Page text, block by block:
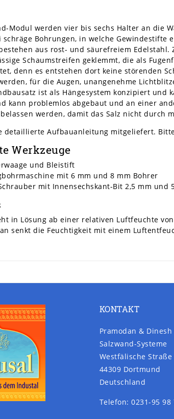
Modul werden vier bis sechs Halter an die
schräge Bohrungen, in welche
aus rost- und säurefreiem
Schaumstreifen geklemmt, die als
denn es entstehen dort keine störenden
für die Augen, unangenehme
ist als Hängesystem konzipiert
kann problemlos abgebaut und an einer
werden, damit das Salz nicht durch
detaillierte Aufbauanleitung mitgeliefert.
Werkzeuge
und Bleistift
mit 6 mm und 8 mm Bohrer
mit Innensechskant-Bit 2,5 mm und
in Lösung ab einer relativen Luftfeuchte
senkt die Feuchtigkeit mit einem
KONTAKT
Pramodan & Dinesh
Salzwand-Systeme
Westfälische Straße
44309 Dortmund
Deutschland
Telefon: 0231-95 98